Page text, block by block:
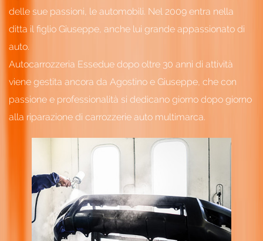
delle sue passioni, le automobili. Nel 2009 entra nella
ditta il figlio Giuseppe, anche lui grande appassionato di
auto.
Autocarrozzeria Essedue dopo oltre 30 anni di attività
viene gestita ancora da Agostino e Giuseppe, che con
passione e professionalità si dedicano giorno dopo giorno
alla riparazione di carrozzerie auto multimarca.